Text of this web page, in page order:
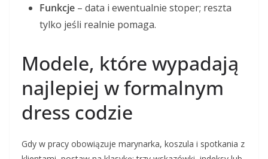
Funkcje – data i ewentualnie stoper; reszta
tylko jeśli realnie pomaga.
Modele, które wypadają
najlepiej w formalnym
dress codzie
Gdy w pracy obowiązuje marynarka, koszula i spotkania z